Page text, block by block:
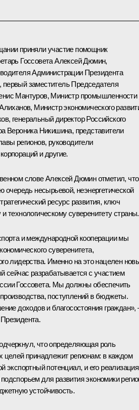
приняли участие помощник
ГоссоветаАлексей Дюмин,
Администрации Президента
, первый заместитель Председателя
Мантуров, Министр промышленности
, Министр экономического
, генеральный директор Российского
Вероника Никишина, представители
регионов, руководители
и другие.
слове Алексей Дюмин отметил, что
очередь несырьевой, неэнергетической
ресурс развития, ключ
технологическому суверенитету страны.
и международной кооперации мы
суверенитета,
лидерства. Именно на это нацелен
сейчас разрабатывается с участием
Госсовета. Мы должны обеспечить
поступлений в бюджеты.
доходов и благосостояния граждан»,
что определяющая роль
целей принадлежит регионам: в каждом
экспортный потенциал, и его реализация
для развития экономики
устойчивость.